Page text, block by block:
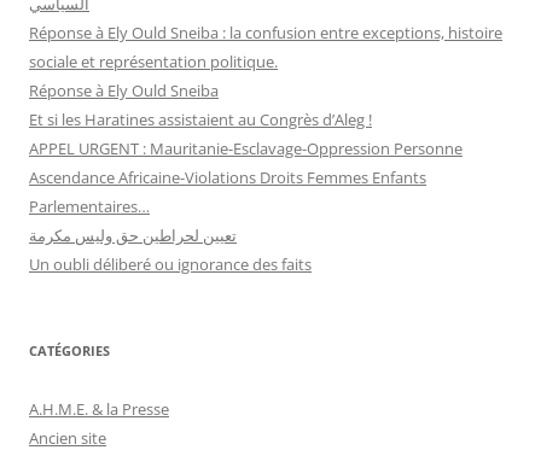
Réponse à Ely Ould Sneiba : la confusion entre exceptions, histoire
sociale et représentation politique.
Réponse à Ely Ould Sneiba
Et si les Haratines assistaient au Congrès d’Aleg !
APPEL URGENT : Mauritanie-Esclavage-Oppression Personne
Ascendance Africaine-Violations Droits Femmes Enfants
Parlementaires…
تعيين لحراطين حق وليس مكرمة
Un oubli déliberé ou ignorance des faits
CATÉGORIES
A.H.M.E. & la Presse
Ancien site